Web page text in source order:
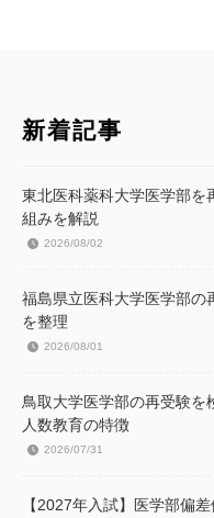
新着記事
東北医科薬科大学医学部を
組みを解説
2026/08/02
福島県立医科大学医学部の
を整理
2026/08/01
鳥取大学医学部の再受験を
人数教育の特徴
2026/07/31
【2027年入試】医学部偏